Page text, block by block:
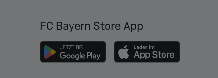
FC Bayern Store App